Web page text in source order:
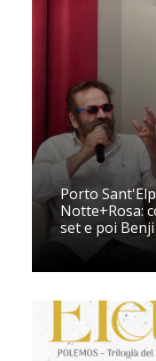
Porto
Notte+Rosa:
set e poi Benji